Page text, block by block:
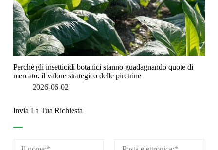
Perché gli insetticidi botanici stanno guadagnando quote di
mercato: il valore strategico delle piretrine
2026-06-02
Invia La Tua Richiesta